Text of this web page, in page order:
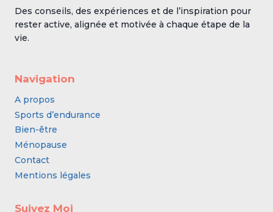
Des conseils, des expériences et de l’inspiration pour
rester active, alignée et motivée à chaque étape de la
vie.
Navigation
A propos
Sports d’endurance
Bien-être
Ménopause
Contact
Mentions légales
Suivez Moi